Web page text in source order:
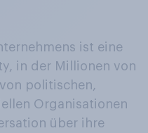
ist eine
in der Millionen von
politischen,
Organisationen
über ihre